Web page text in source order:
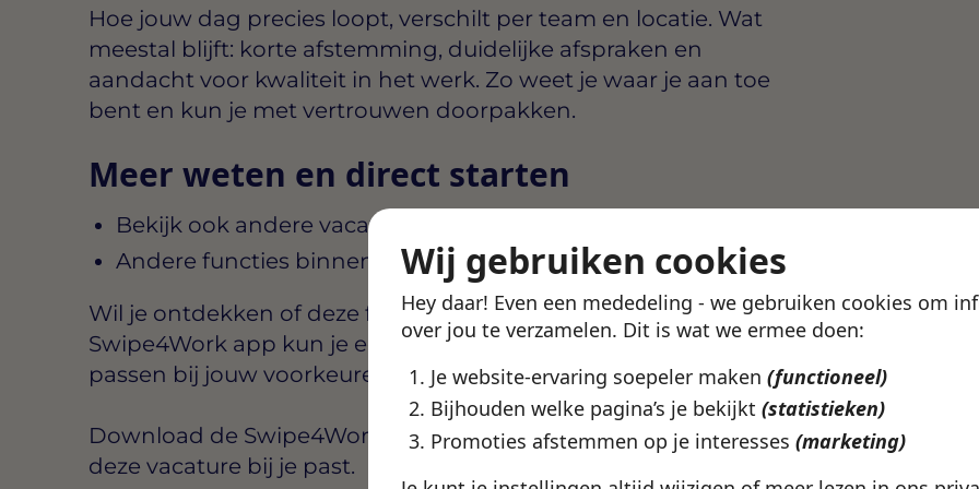
Wij gebruiken cookies
Hey daar! Even een mededeling - we gebruiken cookies om
over jou te verzamelen. Dit is wat we ermee doen:
Je website-ervaring soepeler maken (functioneel)
Bijhouden welke pagina’s je bekijkt (statistieken)
Promoties afstemmen op je interesses (marketing)
Hoe jouw dag precies loopt, verschilt per team en locatie. Wat
meestal blijft: korte afstemming, duidelijke afspraken en
aandacht voor kwaliteit in het werk. Zo weet je waar je aan toe
bent en kun je met vertrouwen doorpakken.
Meer weten en direct starten
Bekijk ook andere vacatures in Utrecht
Andere functies binnen Swipe4Work
Wil je ontdekken of deze functie aansluit bij wat jij zoekt? In de
Swipe4Work app kun je eenvoudig bekijken welke vacatures
passen bij jouw voorkeuren, zoals locatie en werkuren.
Download de Swipe4Work app, maak een profiel aan en kijk of
deze vacature bij je past.